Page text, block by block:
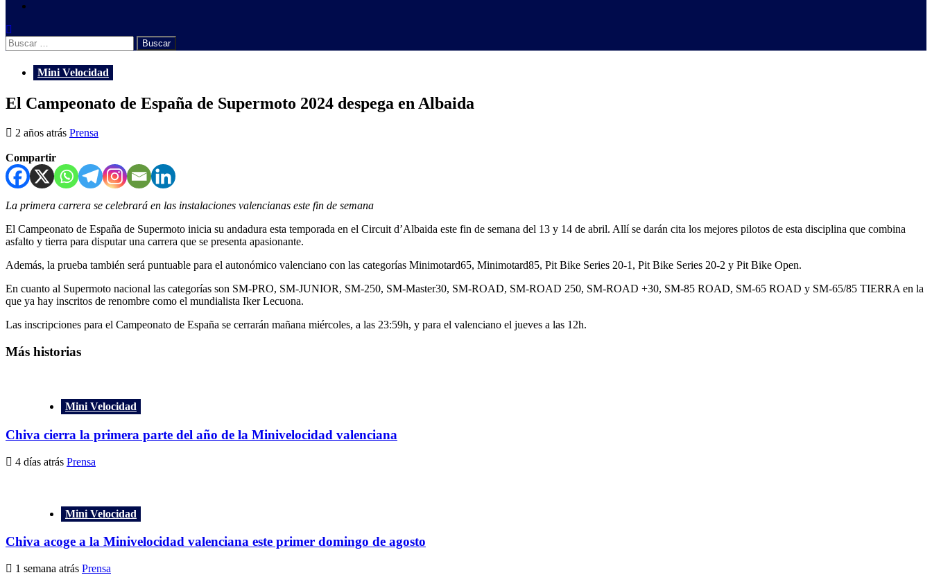
Buscar:
Mini Velocidad
El Campeonato de España de Supermoto 2024 despega en Albaida
2 años atrás Prensa
Compartir
La primera carrera se celebrará en las instalaciones valencianas este fin de semana
El Campeonato de España de Supermoto inicia su andadura esta temporada en el Circuit d’Albaida este fin de semana del 13 y 14 de abril. Allí se darán cita los mejores pilotos de esta disciplina que combina
asfalto y tierra para disputar una carrera que se presenta apasionante.
Además, la prueba también será puntuable para el autonómico valenciano con las categorías Minimotard65, Minimotard85, Pit Bike Series 20-1, Pit Bike Series 20-2 y Pit Bike Open.
En cuanto al Supermoto nacional las categorías son SM-PRO, SM-JUNIOR, SM-250, SM-Master30, SM-ROAD, SM-ROAD 250, SM-ROAD +30, SM-85 ROAD, SM-65 ROAD y SM-65/85 TIERRA en la
que ya hay inscritos de renombre como el mundialista Iker Lecuona.
Las inscripciones para el Campeonato de España se cerrarán mañana miércoles, a las 23:59h, y para el valenciano el jueves a las 12h.
Más historias
Mini Velocidad
Chiva cierra la primera parte del año de la Minivelocidad valenciana
4 días atrás Prensa
Mini Velocidad
Chiva acoge a la Minivelocidad valenciana este primer domingo de agosto
1 semana atrás Prensa